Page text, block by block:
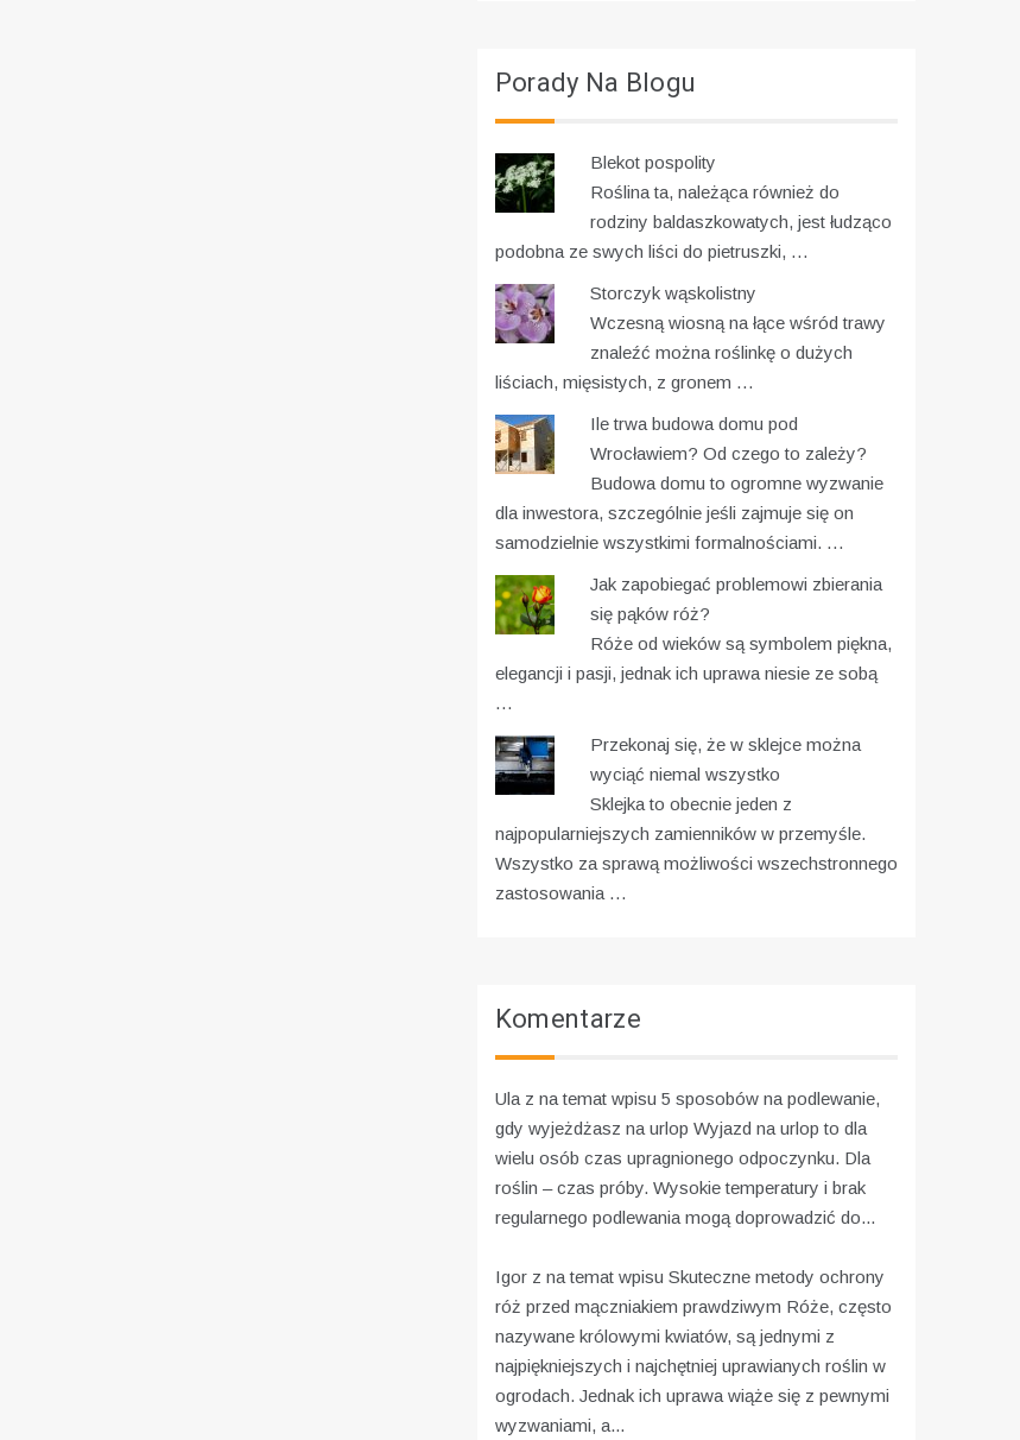
Porady Na Blogu
Blekot pospolity
Roślina ta, należąca również do
rodziny baldaszkowatych, jest łudząco
podobna ze swych liści do pietruszki, …
Storczyk wąskolistny
Wczesną wiosną na łące wśród trawy
znaleźć można roślinkę o dużych
liściach, mięsistych, z gronem …
Ile trwa budowa domu pod
Wrocławiem? Od czego to zależy?
Budowa domu to ogromne wyzwanie
dla inwestora, szczególnie jeśli zajmuje się on
samodzielnie wszystkimi formalnościami. …
Jak zapobiegać problemowi zbierania
się pąków róż?
Róże od wieków są symbolem piękna,
elegancji i pasji, jednak ich uprawa niesie ze sobą
…
Przekonaj się, że w sklejce można
wyciąć niemal wszystko
Sklejka to obecnie jeden z
najpopularniejszych zamienników w przemyśle.
Wszystko za sprawą możliwości wszechstronnego
zastosowania …
Komentarze
Ula z na temat wpisu 5 sposobów na podlewanie,
gdy wyjeżdżasz na urlop Wyjazd na urlop to dla
wielu osób czas upragnionego odpoczynku. Dla
roślin – czas próby. Wysokie temperatury i brak
regularnego podlewania mogą doprowadzić do...
Igor z na temat wpisu Skuteczne metody ochrony
róż przed mączniakiem prawdziwym Róże, często
nazywane królowymi kwiatów, są jednymi z
najpiękniejszych i najchętniej uprawianych roślin w
ogrodach. Jednak ich uprawa wiąże się z pewnymi
wyzwaniami, a...